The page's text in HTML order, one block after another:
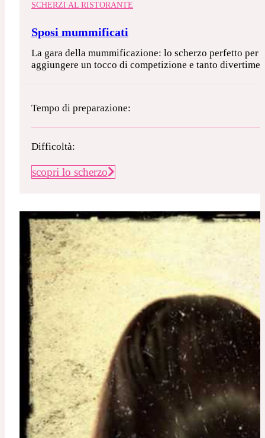
SCHERZI AL RISTORANTE
Sposi mummificati
La gara della mummificazione: lo scherzo perfetto per
aggiungere un tocco di competizione e tanto
Tempo di preparazione:
Difficoltà:
scopri lo scherzo